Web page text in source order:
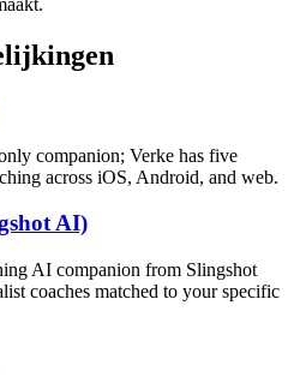
companion; Verke has five
across iOS, Android, and web.
AI)
AI companion from Slingshot
coaches matched to your specific